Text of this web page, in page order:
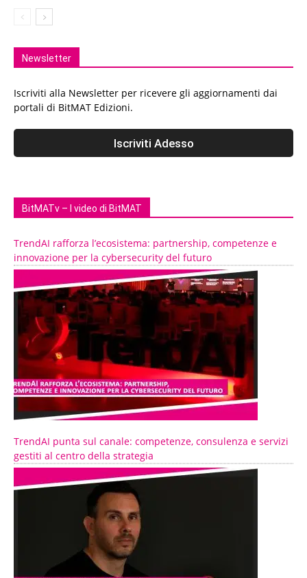
Newsletter
Iscriviti alla Newsletter per ricevere gli aggiornamenti dai
portali di BitMAT Edizioni.
BitMATv – I video di BitMAT
TrendAI rafforza l’ecosistema: partnership, competenze e
innovazione per la cybersecurity del futuro
TrendAI punta sul canale: competenze, consulenza e servizi
gestiti al centro della strategia